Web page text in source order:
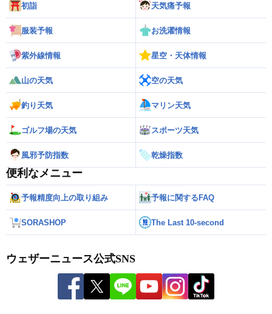
初詣 天気痛予報
服装予報 お洗濯情報
紫外線情報 星空・天体情報
山の天気 空の天気
釣り天気 マリン天気
ゴルフ場の天気 スポーツ天気
風邪予防指数 乾燥指数
便利なメニュー
予報精度向上の取り組み 予報に関するFAQ
SORASHOP The Last 10-second
ウェザーニュース公式SNS